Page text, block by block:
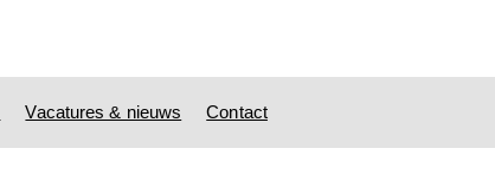
Vacatures & nieuws Contact